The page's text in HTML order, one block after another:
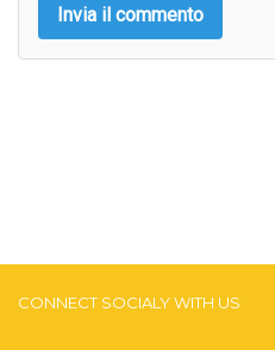
CONNECT SOCIALY WITH US